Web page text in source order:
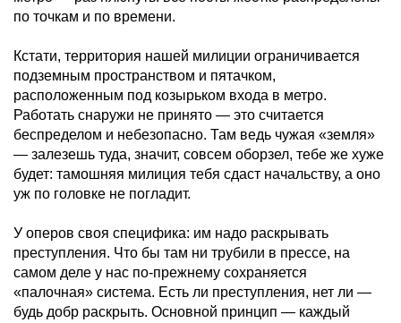
по точкам и по времени.
Кстати, территория нашей милиции ограничивается
подземным пространством и пятачком,
расположенным под козырьком входа в метро.
Работать снаружи не принято — это считается
беспределом и небезопасно. Там ведь чужая «земля»
— залезешь туда, значит, совсем оборзел, тебе же хуже
будет: тамошняя милиция тебя сдаст начальству, а оно
уж по головке не погладит.
У оперов своя специфика: им надо раскрывать
преступления. Что бы там ни трубили в прессе, на
самом деле у нас по-прежнему сохраняется
«палочная» система. Есть ли преступления, нет ли —
будь добр раскрыть. Основной принцип — каждый